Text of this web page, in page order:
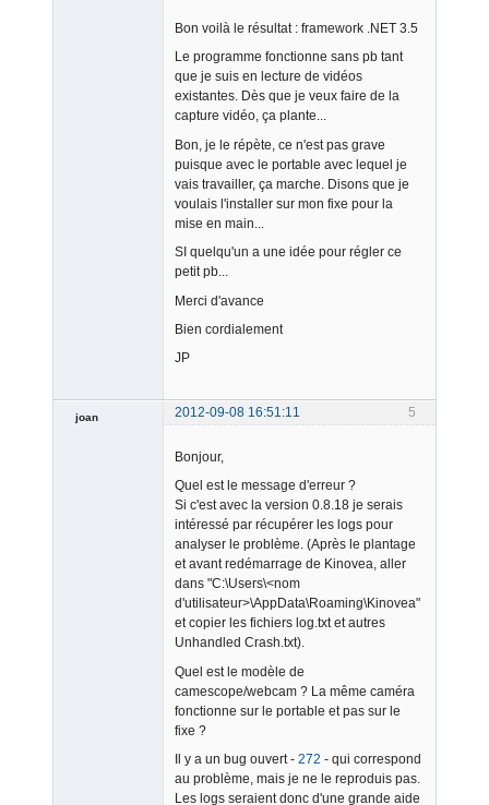
Bon voilà le résultat : framework .NET 3.5
Le programme fonctionne sans pb tant
que je suis en lecture de vidéos
existantes. Dès que je veux faire de la
capture vidéo, ça plante...
Bon, je le répète, ce n'est pas grave
puisque avec le portable avec lequel je
vais travailler, ça marche. Disons que je
voulais l'installer sur mon fixe pour la
mise en main...
SI quelqu'un a une idée pour régler ce
petit pb...
Merci d'avance
Bien cordialement
JP
5
joan 2012-09-08 16:51:11
Bonjour,
Quel est le message d'erreur ?
Si c'est avec la version 0.8.18 je serais
intéressé par récupérer les logs pour
analyser le problème. (Après le plantage
et avant redémarrage de Kinovea, aller
dans "C:\Users\<nom
d'utilisateur>\AppData\Roaming\Kinovea"
et copier les fichiers log.txt et autres
Unhandled Crash.txt).
Quel est le modèle de
camescope/webcam ? La même caméra
fonctionne sur le portable et pas sur le
fixe ?
Il y a un bug ouvert - 272 - qui correspond
au problème, mais je ne le reproduis pas.
Les logs seraient donc d'une grande aide